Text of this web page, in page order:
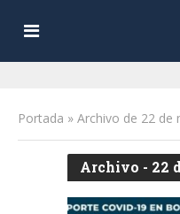
Portada » Archivo de 22 de
Archivo - 22